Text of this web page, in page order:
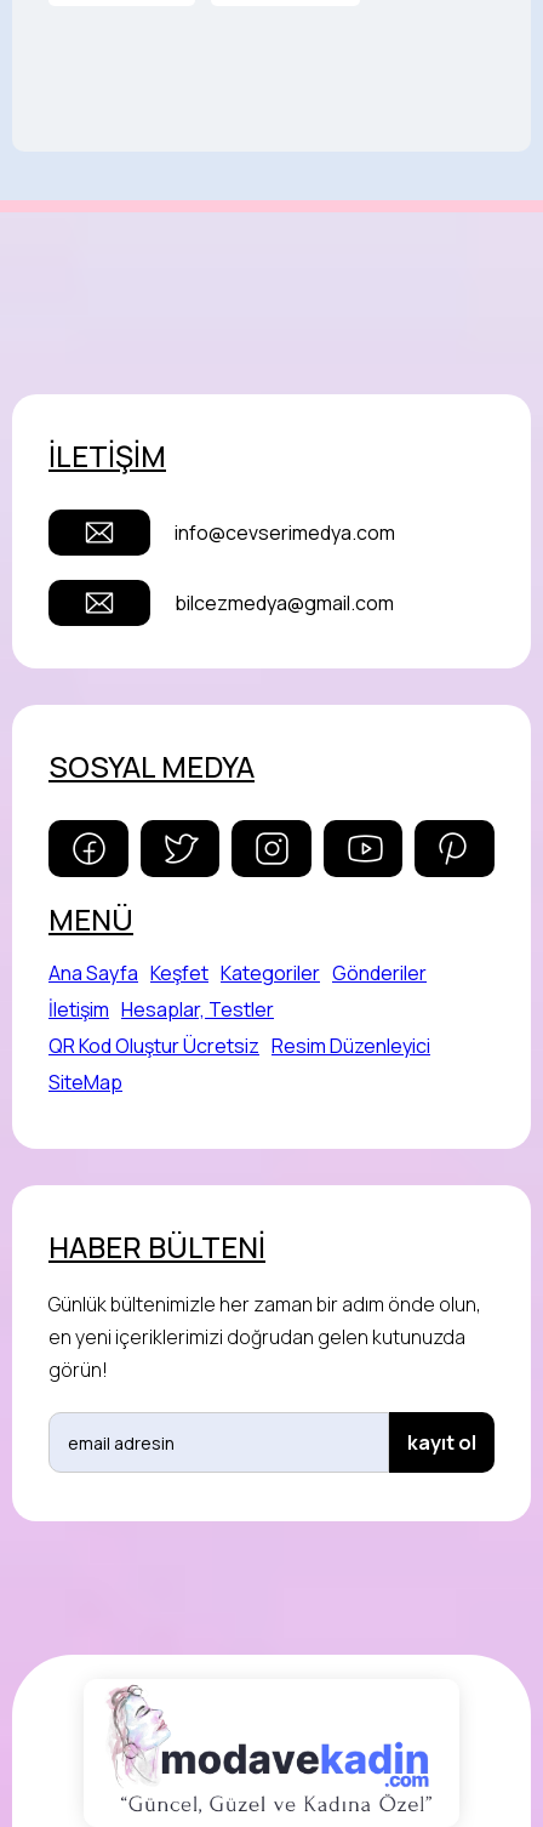
İLETİŞİM
info@cevserimedya.com
bilcezmedya@gmail.com
SOSYAL MEDYA
MENÜ
Ana Sayfa Keşfet Kategoriler Gönderiler
İletişim Hesaplar, Testler
QR Kod Oluştur Ücretsiz Resim Düzenleyici
SiteMap
HABER BÜLTENİ
Günlük bültenimizle her zaman bir adım önde olun,
en yeni içeriklerimizi doğrudan gelen kutunuzda
görün!